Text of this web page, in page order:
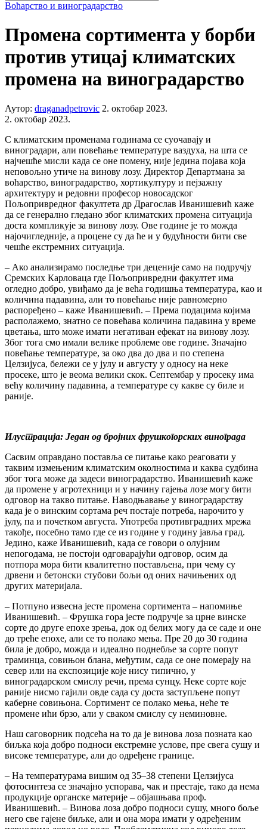
Воћарство и виноградарство
Промена сортимента у борби
против утицај климатских
промена на виноградарство
Аутор: draganadpetrovic 2. октобар 2023.
2. октобар 2023.
С климатским променама годинама се суочавају и
виноградари, али повећање температуре ваздуха, на шта се
најчешће мисли када се оне помену, није једина појава која
неповољно утиче на винову лозу. Директор Департмана за
воћарство, виноградарство, хортикултуру и пејзажну
архитектуру и редовни професор новосадског
Пољопривредног факултета др Драгослав Иванишевић каже
да се генерално гледано због климатских промена ситуација
доста компликује за винову лозу. Ове године је то можда
најочигледније, а процене су да ће и у будућности бити све
чешће екстремних ситуација.
– Ако анализирамо последње три деценије само на подручју
Сремских Карловаца где Пољопривредни факултет има
огледно добро, увиђамо да је већа годишња температура, као и
количина падавина, али то повећање није равномерно
распоређено – каже Иванишевић. – Према подацима којима
располажемо, знатно се повећава количина падавина у време
цветања, што може имати негативан ефекат на винову лозу.
Због тога смо имали велике проблеме ове године. Значајно
повећање температуре, за око два до два и по степена
Целзијуса, бележи се у јулу и августу у односу на неке
просеке, што је веома велики скок. Септембар у просеку има
већу количину падавина, а температуре су какве су биле и
раније.
Илустрација: Један од бројних фрушкогорских винограда
Сасвим оправдано поставља се питање како реаговати у
таквим измењеним климатским околностима и каква судбина
због тога може да задеси виноградарство. Иванишевић каже
да промене у агротехници и у начину гајења лозе могу бити
одговор на такво питање. Наводњавање у виноградарству
када је о винским сортама реч постаје потреба, нарочито у
јулу, па и почетком августа. Употреба противградних мрежа
такође, посебно тамо где се из године у годину јавља град.
Једино, каже Иванишевић, када се говори о олујним
непогодама, не постоји одговарајући одговор, осим да
потпора мора бити квалитетно постављена, при чему су
дрвени и бетонски стубови бољи од оних начињених од
других материјала.
– Потпуно извесна јесте промена сортимента – напомиње
Иванишевић. – Фрушка гора јесте подручје за црне винске
сорте до друге епохе зрења, док од белих могу да се саде и оне
до треће епохе, али се то полако мења. Пре 20 до 30 година
била је добро, можда и идеално поднебље за сорте попут
траминца, совињон блана, међутим, сада се оне померају на
север или на експозиције које нису типично, у
виноградарском смислу речи, према сунцу. Неке сорте које
раније нисмо гајили овде сада су доста заступљене попут
каберне совињона. Сортимент се полако мења, неће те
промене ићи брзо, али у сваком смислу су неминовне.
Наш саговорник подсећа на то да је винова лоза позната као
биљка која добро подноси екстремне услове, пре свега сушу и
високе температуре, али до одређене границе.
– На температурама вишим од 35–38 степени Целзијуса
фотосинтеза се значајно успорава, чак и престаје, тако да нема
продукције органске материје – објашњава проф.
Иванишевић. – Винова лоза добро подноси сушу, много боље
него све гајене биљке, али и она мора имати у одређеним